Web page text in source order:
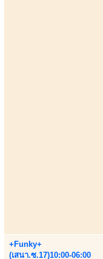
+Funky+
(เสนา.ซ.17)10:00-06:00